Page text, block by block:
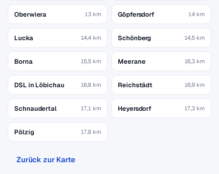
Oberwiera 13 km Göpfersdorf 14 km
Lucka 14,4 km Schönberg 14,5 km
Borna 15,5 km Meerane 16,3 km
DSL in Löbichau 16,8 km Reichstädt 16,9 km
Schnaudertal 17,1 km Heyersdorf 17,3 km
Pölzig 17,8 km
Zurück zur Karte